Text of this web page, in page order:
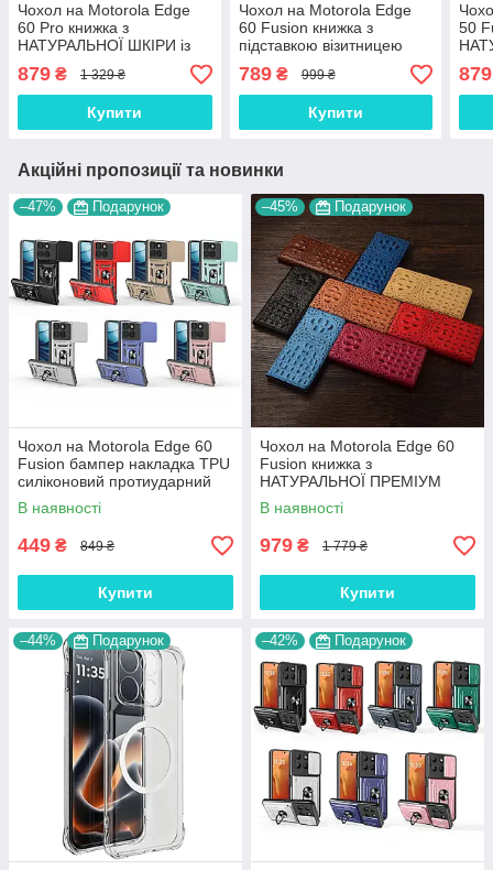
Чохол на Motorola Edge
60 Pro книжка з
НАТУРАЛЬНОЇ ШКІРИ із
підставкою візитницею
протиударний
магнітний"CLASIC"
879 ₴ 1 329 ₴
Купити
Чохол на Motorola Edge
60 Fusion книжка з
підставкою візитницею
ШКІРЯНИЙ протиударний
магнітний "LUXON"
789₴ 999 ₴
Купити
50
879
Акційні пропозиції та новинки
–47% Подарунок
Чохол на Motorola Edge 60
Fusion бампер накладка TPU
силіконовий протиударний
оригінальний "ROG ARMOR"
В наявності
449 ₴ 849 ₴
Купити
–45% Подарунок
Чохол на Motorola Edge 60
Fusion книжка з
НАТУРАЛЬНОЇ ПРЕМІУМ
ШКІРИ із підставкою
протиударний магнітний 3D
"CROCOHEAD"
В наявності
979 ₴ 1 779 ₴
Купити
–44% Подарунок –42% Подарунок